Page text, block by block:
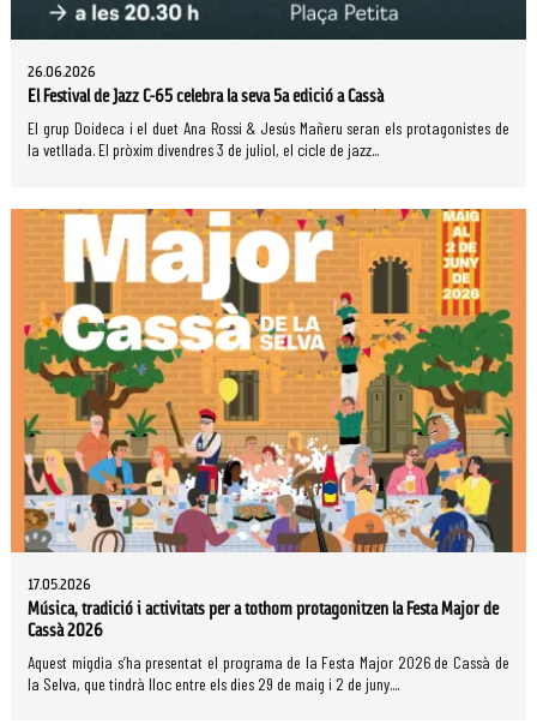
26.06.2026
El Festival de Jazz C-65 celebra la seva 5a edició a Cassà
El grup Doideca i el duet Ana Rossi & Jesús Mañeru seran els protagonistes de
la vetllada. El pròxim divendres 3 de juliol, el cicle de jazz...
17.05.2026
Música, tradició i activitats per a tothom protagonitzen la Festa Major de
Cassà 2026
Aquest migdia s’ha presentat el programa de la Festa Major 2026 de Cassà de
la Selva, que tindrà lloc entre els dies 29 de maig i 2 de juny....